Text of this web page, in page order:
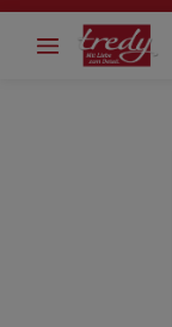
springen